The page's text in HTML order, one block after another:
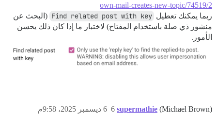
own-mail-creates-new-topic/74519/2
ربما يمكنك تعطيل Find related post with key (البحث عن
منشور ذي صلة باستخدام المفتاح) لاختبار ما إذا كان ذلك يحسن
الأمور.
supermathie (Michael Brown) 6 ديسمبر 2025، 9:58م 6